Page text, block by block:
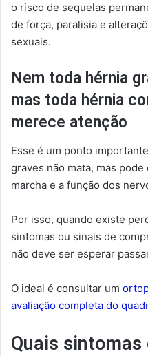
o risco de sequelas
de força, paralisia e
sexuais.
Nem toda hérnia
mas toda hérnia
merece atenção
Esse é um ponto
graves não mata, mas
marcha e a função dos
Por isso, quando existe
sintomas ou sinais de
não deve ser esperar
O ideal é consultar um
avaliação completa do
Quais sintomas